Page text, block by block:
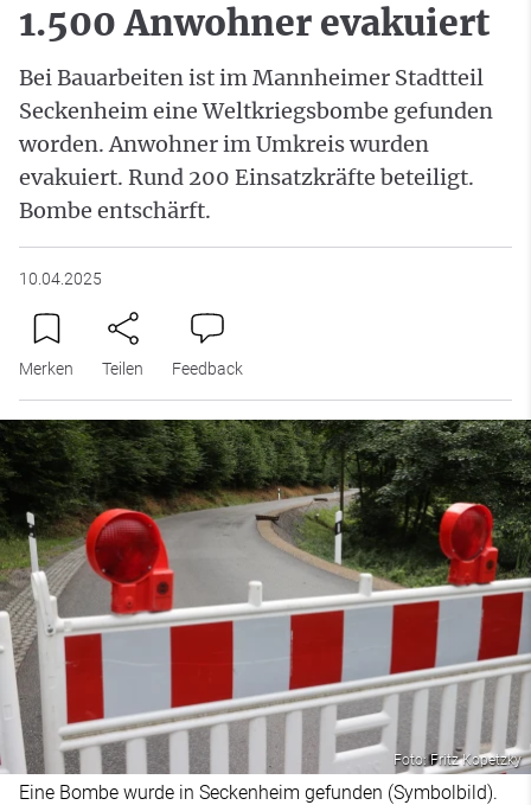
1.500 Anwohner evakuiert
Bei Bauarbeiten ist im Mannheimer Stadtteil
Seckenheim eine Weltkriegsbombe gefunden
worden. Anwohner im Umkreis wurden
evakuiert. Rund 200 Einsatzkräfte beteiligt.
Bombe entschärft.
10.04.2025
Merken Teilen Feedback
Foto: Fritz Kopetzky
Eine Bombe wurde in Seckenheim gefunden (Symbolbild).